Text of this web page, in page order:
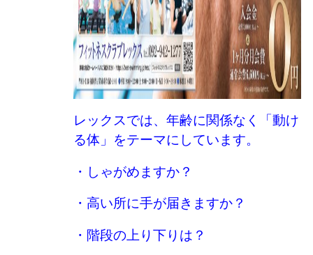
レックスでは、年齢に関係なく「動け
る体」をテーマにしています。
・しゃがめますか？
・高い所に手が届きますか？
・階段の上り下りは？